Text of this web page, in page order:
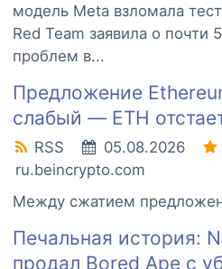
модель Meta взломала
Red Team заявила о почти
проблем в...
Предложение
слабый — ETH
RSS 05.08.2026
ru.beincrypto.com
Между сжатием
Печальная история:
продал Bored Ape с